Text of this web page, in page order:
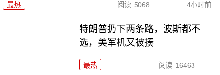
最热 阅读 5068 4小时前
特朗普扔下两条路，波斯都不
选，美军机又被揍
最热 阅读 16463